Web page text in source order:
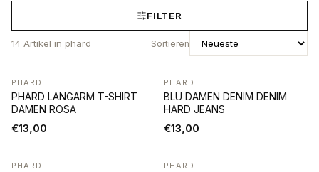
FILTER
14 Artikel in phard Sortieren
PHARD
PHARD LANGARM T-SHIRT
DAMEN ROSA
€13,00
PHARD
BLU DAMEN DENIM DENIM
HARD JEANS
€13,00
PHARD PHARD